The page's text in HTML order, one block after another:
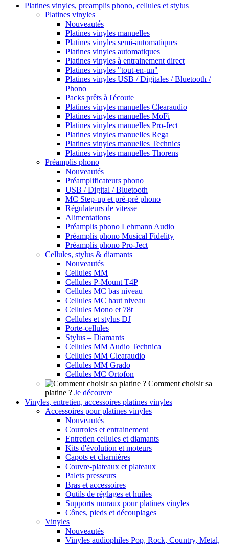
Platines vinyles, preamplis phono, cellules et stylus
Platines vinyles
Nouveautés
Platines vinyles manuelles
Platines vinyles semi-automatiques
Platines vinyles automatiques
Platines vinyles à entrainement direct
Platines vinyles "tout-en-un"
Platines vinyles USB / Digitales / Bluetooth /
Phono
Packs prêts à l'écoute
Platines vinyles manuelles Clearaudio
Platines vinyles manuelles MoFi
Platines vinyles manuelles Pro-Ject
Platines vinyles manuelles Rega
Platines vinyles manuelles Technics
Platines vinyles manuelles Thorens
Préamplis phono
Nouveautés
Préamplificateurs phono
USB / Digital / Bluetooth
MC Step-up et pré-pré phono
Régulateurs de vitesse
Alimentations
Préamplis phono Lehmann Audio
Préamplis phono Musical Fidelity
Préamplis phono Pro-Ject
Cellules, stylus & diamants
Nouveautés
Cellules MM
Cellules P-Mount T4P
Cellules MC bas niveau
Cellules MC haut niveau
Cellules Mono et 78t
Cellules et stylus DJ
Porte-cellules
Stylus – Diamants
Cellules MM Audio Technica
Cellules MM Clearaudio
Cellules MM Grado
Cellules MC Ortofon
Comment choisir sa
platine ? Je découvre
Vinyles, entretien, accessoires platines vinyles
Accessoires pour platines vinyles
Nouveautés
Courroies et entrainement
Entretien cellules et diamants
Kits d'évolution et moteurs
Capots et charnières
Couvre-plateaux et plateaux
Palets presseurs
Bras et accessoires
Outils de réglages et huiles
Supports muraux pour platines vinyles
Cônes, pieds et découplages
Vinyles
Nouveautés
Vinyles audiophiles Pop, Rock, Country, Metal,